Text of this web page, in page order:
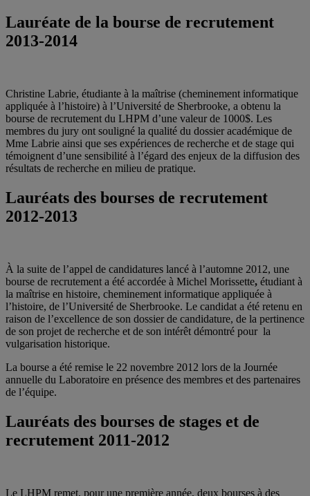
Lauréate de la bourse de recrutement
2013-2014
Christine Labrie, étudiante à la maîtrise (cheminement informatique
appliquée à l’histoire) à l’Université de Sherbrooke, a obtenu la
bourse de recrutement du LHPM d’une valeur de 1000$. Les
membres du jury ont souligné la qualité du dossier académique de
Mme Labrie ainsi que ses expériences de recherche et de stage qui
témoignent d’une sensibilité à l’égard des enjeux de la diffusion des
résultats de recherche en milieu de pratique.
Lauréats des bourses de recrutement
2012-2013
À la suite de l’appel de candidatures lancé à l’automne 2012, une
bourse de recrutement a été accordée à Michel Morissette, étudiant à
la maîtrise en histoire, cheminement informatique appliquée à
l’histoire, de l’Université de Sherbrooke. Le candidat a été retenu en
raison de l’excellence de son dossier de candidature, de la pertinence
de son projet de recherche et de son intérêt démontré pour la
vulgarisation historique.
La bourse a été remise le 22 novembre 2012 lors de la Journée
annuelle du Laboratoire en présence des membres et des partenaires
de l’équipe.
Lauréats des bourses de stages et de
recrutement 2011-2012
Le LHPM remet, pour une première année, deux bourses à des